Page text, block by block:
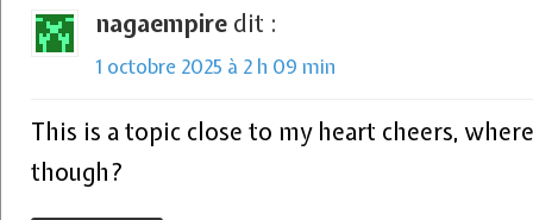
nagaempire dit :
1 octobre 2025 à 2 h 09 min
This is a topic close to my heart cheers,
though?